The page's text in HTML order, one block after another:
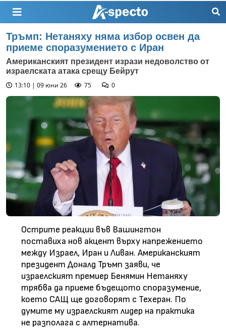
Тръмп: Нетаняху няма избор освен да
приеме споразумението с Иран
Американският президент изрази недоволство от
израелската атака срещу Бейрут
13:10 | 09 юни 26
75 0
Острите реакции във Вашингтон
поставиха нов акцент върху напрежението
между Израел, Иран и Ливан. Американският
президент Доналд Тръмп заяви, че
израелският премиер Бенямин Нетаняху
трябва да приеме бъдещото споразумение,
което САЩ ще договорят с Техеран. По
думите му израелският лидер на практика
не разполага с алтернатива.